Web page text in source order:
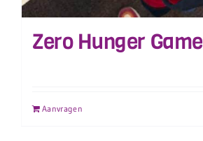
Zero Hunger Game
Aanvragen